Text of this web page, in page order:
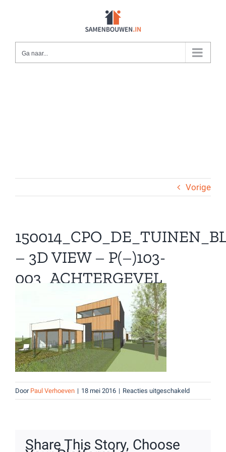
Ga naar...
Vorige
– 3D VIEW – P(–)103-
003_ACHTERGEVEL
Door Paul Verhoeven | 18 mei 2016 | Reacties uitgeschakeldvoor
Share This Story, Choose